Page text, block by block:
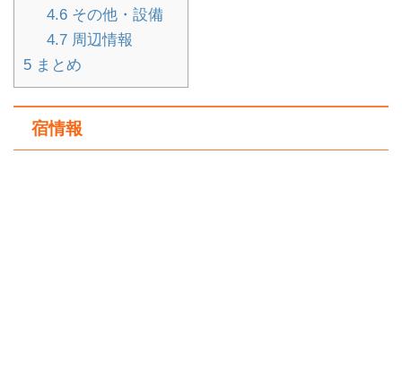
4.6その他・設備
4.7周辺情報
5 まとめ
宿情報